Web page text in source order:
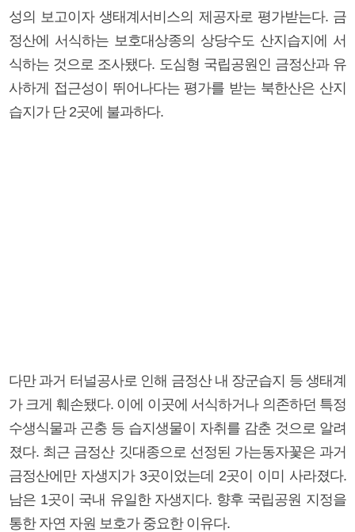
성의 보고이자 생태계서비스의 제공자로 평가받는다. 금
정산에 서식하는 보호대상종의 상당수도 산지습지에 서
식하는 것으로 조사됐다. 도심형 국립공원인 금정산과 유
사하게 접근성이 뛰어나다는 평가를 받는 북한산은 산지
습지가 단 2곳에 불과하다.
다만 과거 터널공사로 인해 금정산 내 장군습지 등 생태계
가 크게 훼손됐다. 이에 이곳에 서식하거나 의존하던 특정
수생식물과 곤충 등 습지생물이 자취를 감춘 것으로 알려
졌다. 최근 금정산 깃대종으로 선정된 가는동자꽃은 과거
금정산에만 자생지가 3곳이었는데 2곳이 이미 사라졌다.
남은 1곳이 국내 유일한 자생지다. 향후 국립공원 지정을
통한 자연 자원 보호가 중요한 이유다.